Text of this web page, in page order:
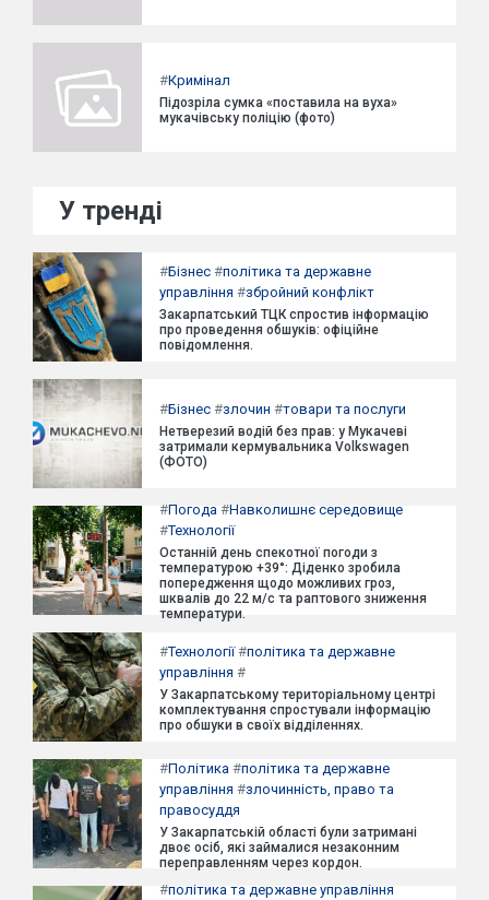
#Кримінал
Підозріла сумка «поставила на вуха»
мукачівську поліцію (фото)
У тренді
#Бізнес #політика та державне
управління #збройний конфлікт
Закарпатський ТЦК спростив інформацію
про проведення обшуків: офіційне
повідомлення.
#Бізнес #злочин #товари та послуги
Нетверезий водій без прав: у Мукачеві
затримали кермувальника Volkswagen
(ФОТО)
#Погода #Навколишнє середовище
#Технології
Останній день спекотної погоди з
температурою +39°: Діденко зробила
попередження щодо можливих гроз,
шквалів до 22 м/с та раптового зниження
температури.
#Технології#політика та державне
управління #
У Закарпатському територіальному центрі
комплектування спростували інформацію
про обшуки в своїх відділеннях.
#Політика #політика та державне
управління #злочинність, право та
правосуддя
У Закарпатській області були затримані
двоє осіб, які займалися незаконним
переправленням через кордон.
#політика та державне управління